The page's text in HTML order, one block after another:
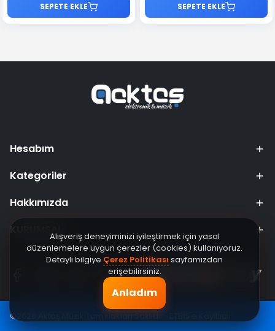
Alışveriş deneyiminizi iyileştirmek için yasal
düzenlemelere uygun çerezler (cookies) kullanıyoruz.
Detaylı bilgiye Çerez Politikası sayfamızdan
erişebilirsiniz.
Anladım
SEPETE EKLE SEPETE EKLE
Hesabım
Kategoriler
Hakkımızda
KURUMSAL
©2026 Aktaş Müzik Tüm Hakları Saklıdır- ETBİS'e Kayıtlıdır